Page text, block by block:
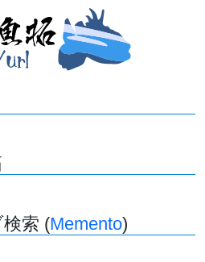
索 (Memento)